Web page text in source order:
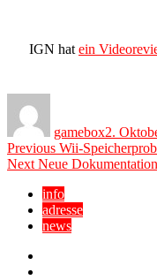
IGN hat ein
gamebox2.
Previous Previous
post:
Wii-
Next Next
Neue
info
adresse
news